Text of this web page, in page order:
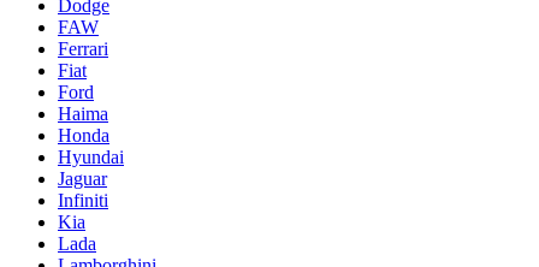
Dodge
FAW
Ferrari
Fiat
Ford
Haima
Honda
Hyundai
Jaguar
Infiniti
Kia
Lada